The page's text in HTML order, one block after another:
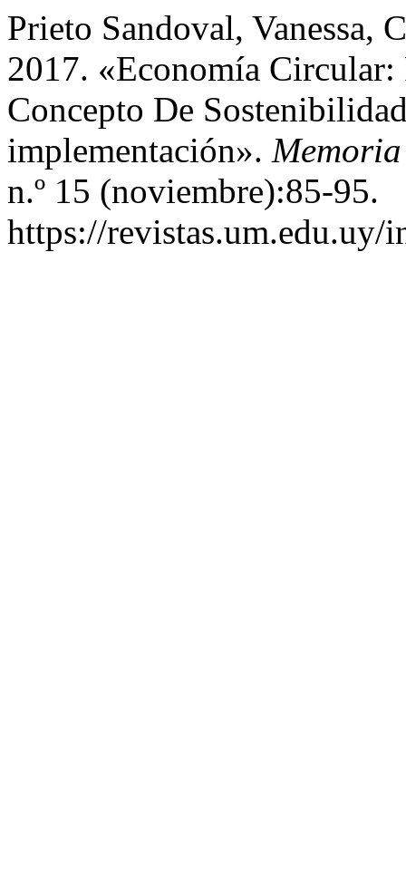
Prieto Sandoval, Vanessa,
2017. «Economía
Concepto De
implementación».
n.º 15 (noviembre):85-95.
https://